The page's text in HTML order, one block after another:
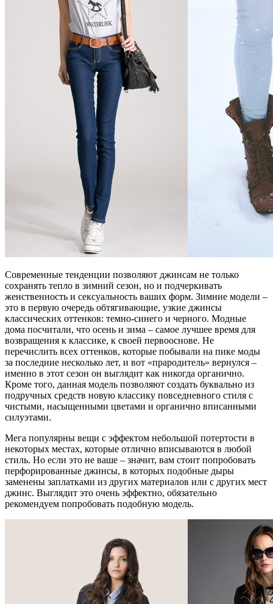
Современные тенденции позволяют джинсам не только
сохранять тепло в зимний сезон, но и подчеркивать
женственность и сексуальность ваших форм. Зимние модели –
это в первую очередь обтягивающие, узкие джинсы
классических оттенков: темно-синего и черного. Модные
дома посчитали, что осень и зима – самое лучшее время для
возвращения к классике, к своей первооснове. Не
перечислить всех оттенков, которые побывали на пике моды
за последние несколько лет, и вот «прародитель» вернулся –
именно в этот сезон он выглядит как никогда органично.
Кроме того, данная модель позволяют создать буквально из
подручных средств новую классику повседневного стиля с
чистыми, насыщенными цветами и органично вписанными
силуэтами.
Мега популярны вещи с эффектом небольшой потертости в
некоторых местах, которые отлично вписываются в любой
стиль. Но если это не ваше – значит, вам стоит попробовать
перфорированные джинсы, в которых подобные дыры
заменены заплатками из других материалов или с других мест
джинс. Выглядит это очень эффектно, обязательно
рекомендуем попробовать подобную модель.